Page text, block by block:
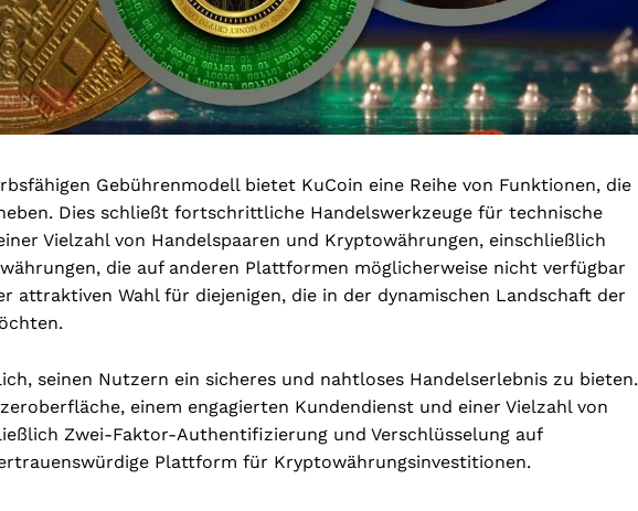
Gebührenmodell bietet KuCoin eine Reihe von Funktionen, die
Dies schließt fortschrittliche Handelswerkzeuge für technische
Vielzahl von Handelspaaren und Kryptowährungen, einschließlich
die auf anderen Plattformen möglicherweise nicht verfügbar
attraktiven Wahl für diejenigen, die in der dynamischen Landschaft der
seinen Nutzern ein sicheres und nahtloses Handelserlebnis zu bieten.
einem engagierten Kundendienst und einer Vielzahl von
Zwei-Faktor-Authentifizierung und Verschlüsselung auf
Plattform für Kryptowährungsinvestitionen.